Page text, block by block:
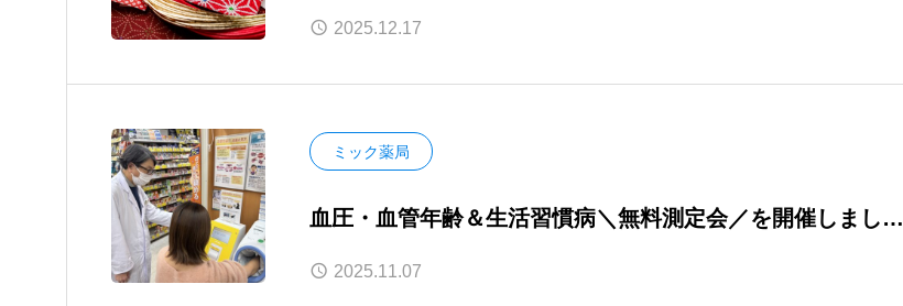
2025.12.17
ミック薬局
血圧・血管年齢＆生活習慣病＼無料測定会／を開催しました
【ミック薬局京阪千林店】
2025.11.07